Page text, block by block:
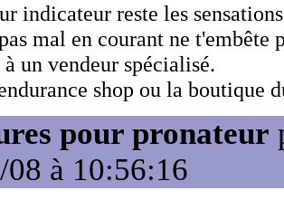
indicateur reste les
mal en courant ne t'embête
un vendeur spécialisé.
shop ou la boutique
pour pronateur
à 10:56:16